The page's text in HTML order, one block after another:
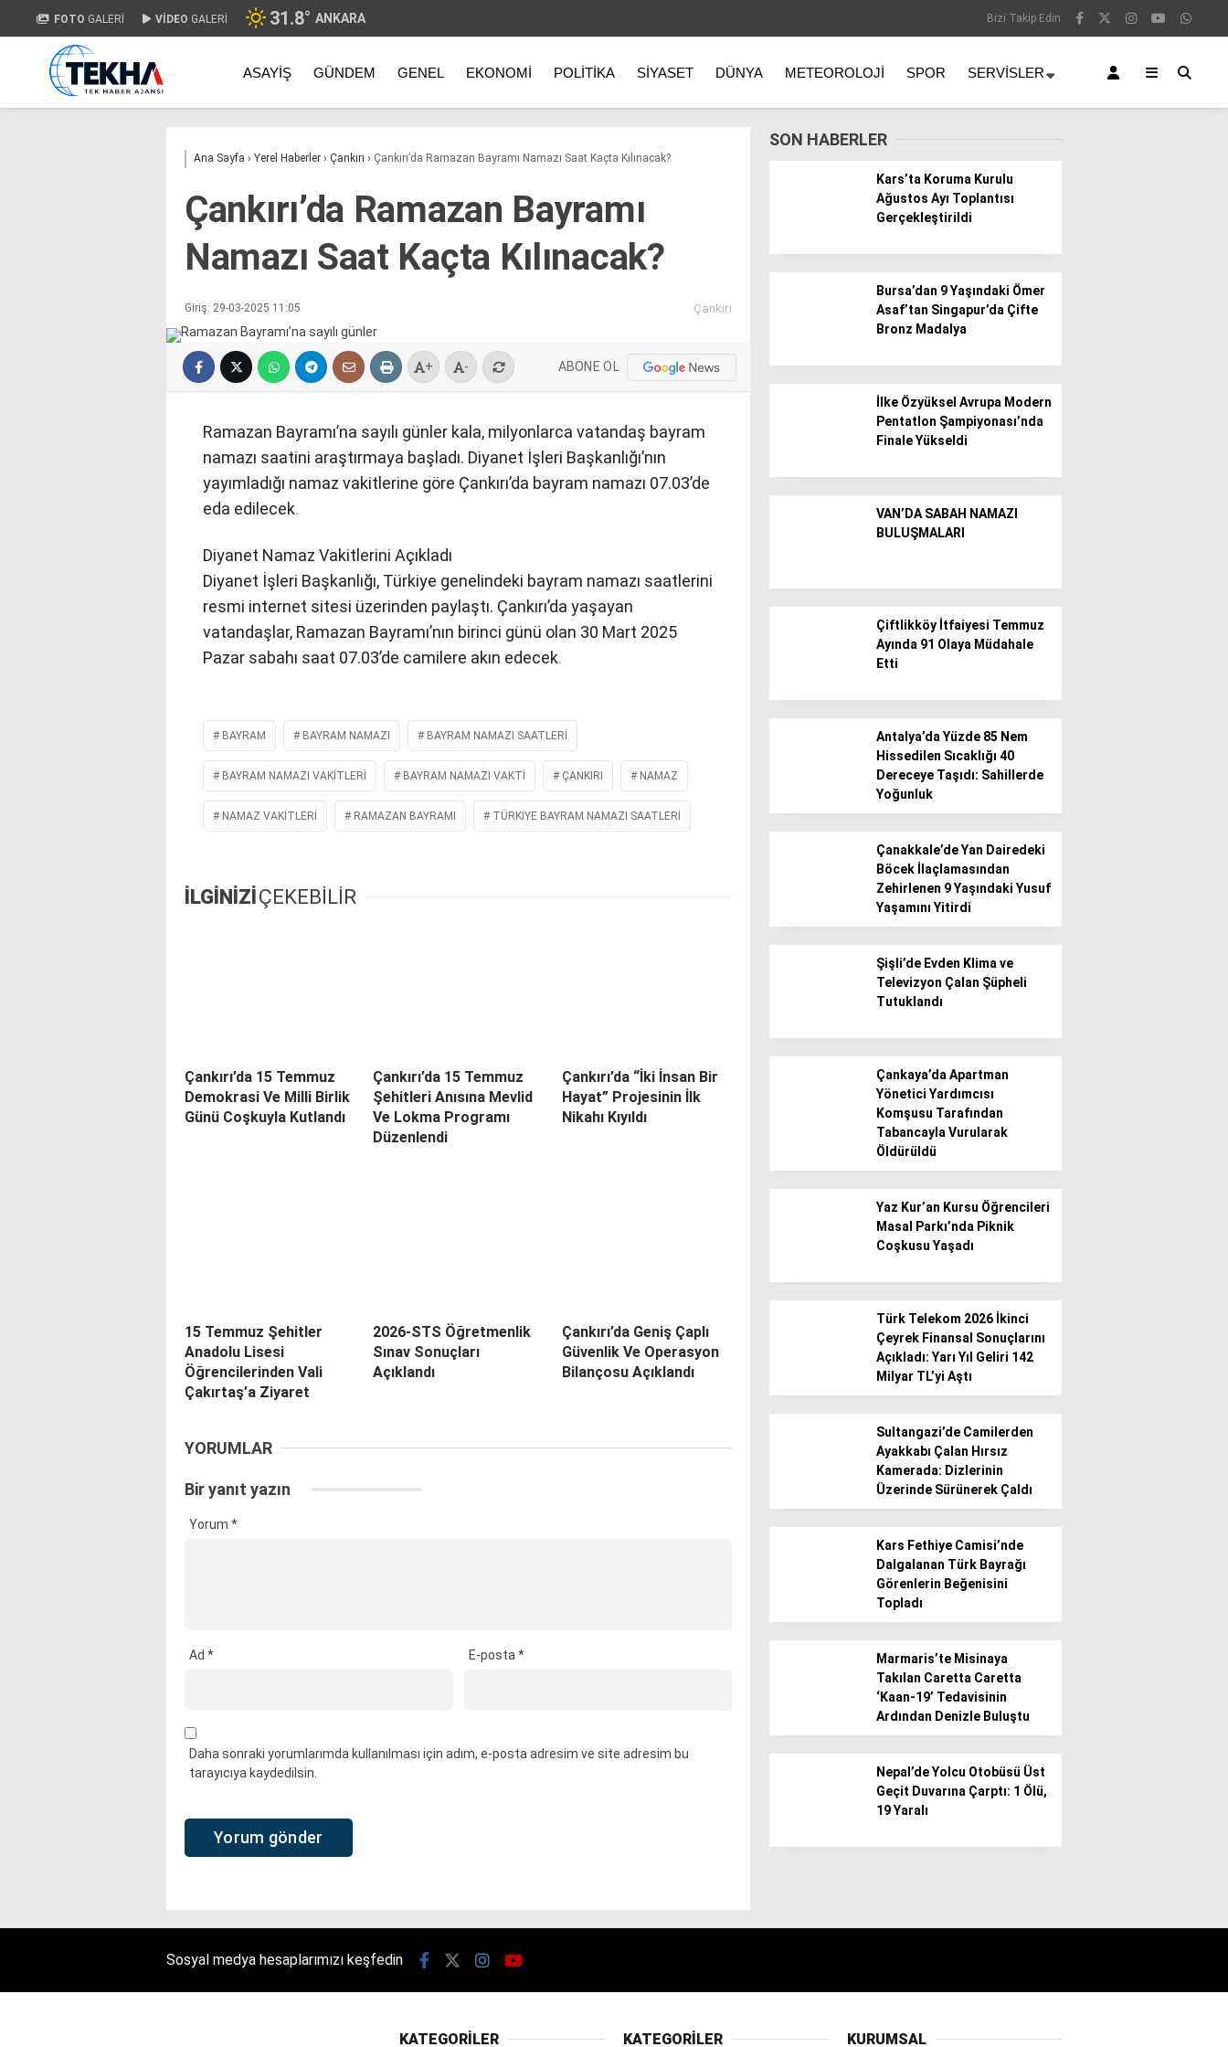
Magazin
FOTO GALERİ VİDEO GALERİ 31.8° ANKARA Bizi Takip Edin
ASAYIŞ GÜNDEM GENEL EKONOMI POLITIKA SIYASET DÜNYA METEOROLOJI SPOR SERVISLER
Ana Sayfa › Yerel Haberler › Çankırı › Çankırı’da Ramazan Bayramı Namazı Saat Kaçta Kılınacak?
Çankırı’da Ramazan Bayramı
Namazı Saat Kaçta Kılınacak?
Giriş: 29-03-2025 11:05 Çankırı
+ - ABONE OL
Ramazan Bayramı’na sayılı günler kala, milyonlarca vatandaş bayram
namazı saatini araştırmaya başladı. Diyanet İşleri Başkanlığı’nın
yayımladığı namaz vakitlerine göre Çankırı’da bayram namazı 07.03’de
eda edilecek.
Diyanet Namaz Vakitlerini Açıkladı
Diyanet İşleri Başkanlığı, Türkiye genelindeki bayram namazı saatlerini
resmi internet sitesi üzerinden paylaştı. Çankırı’da yaşayan
vatandaşlar, Ramazan Bayramı’nın birinci günü olan 30 Mart 2025
Pazar sabahı saat 07.03’de camilere akın edecek.
BAYRAM BAYRAM NAMAZI BAYRAM NAMAZI SAATLERI
BAYRAM NAMAZI VAKITLERI BAYRAM NAMAZI VAKTI ÇANKIRI NAMAZ
NAMAZ VAKITLERI RAMAZAN BAYRAMI TÜRKIYE BAYRAM NAMAZI SAATLERI
İLGİNİZİÇEKEBİLİR
Çankırı’da 15 Temmuz
Demokrasi Ve Milli Birlik
Günü Coşkuyla Kutlandı
Çankırı’da 15 Temmuz
Şehitleri Anısına Mevlid
Ve Lokma Programı
Düzenlendi
Çankırı’da “İki İnsan Bir
Hayat” Projesinin İlk
Nikahı Kıyıldı
15 Temmuz Şehitler
Anadolu Lisesi
Öğrencilerinden Vali
Çakırtaş’a Ziyaret
2026-STS Öğretmenlik
Sınav Sonuçları
Açıklandı
Çankırı’da Geniş Çaplı
Güvenlik Ve Operasyon
Bilançosu Açıklandı
YORUMLAR
Bir yanıt yazın
Yorum *
Ad * E-posta *
Daha sonraki yorumlarımda kullanılması için adım, e-posta adresim ve site adresim bu
tarayıcıya kaydedilsin.
SON HABERLER
Kars’ta Koruma Kurulu
Ağustos Ayı Toplantısı
Gerçekleştirildi
Bursa’dan 9 Yaşındaki Ömer
Asaf’tan Singapur’da Çifte
Bronz Madalya
İlke Özyüksel Avrupa Modern
Pentatlon Şampiyonası’nda
Finale Yükseldi
VAN’DA SABAH NAMAZI
BULUŞMALARI
Çiftlikköy İtfaiyesi Temmuz
Ayında 91 Olaya Müdahale
Etti
Antalya’da Yüzde 85 Nem
Hissedilen Sıcaklığı 40
Dereceye Taşıdı: Sahillerde
Yoğunluk
Çanakkale’de Yan Dairedeki
Böcek İlaçlamasından
Zehirlenen 9 Yaşındaki Yusuf
Yaşamını Yitirdi
Şişli’de Evden Klima ve
Televizyon Çalan Şüpheli
Tutuklandı
Çankaya’da Apartman
Yönetici Yardımcısı
Komşusu Tarafından
Tabancayla Vurularak
Öldürüldü
Yaz Kur’an Kursu Öğrencileri
Masal Parkı’nda Piknik
Coşkusu Yaşadı
Türk Telekom 2026 İkinci
Çeyrek Finansal Sonuçlarını
Açıkladı: Yarı Yıl Geliri 142
Milyar TL’yi Aştı
Sultangazi’de Camilerden
Ayakkabı Çalan Hırsız
Kamerada: Dizlerinin
Üzerinde Sürünerek Çaldı
Kars Fethiye Camisi’nde
Dalgalanan Türk Bayrağı
Görenlerin Beğenisini
Topladı
Marmaris’te Misinaya
Takılan Caretta Caretta
‘Kaan-19’ Tedavisinin
Ardından Denizle Buluştu
Nepal’de Yolcu Otobüsü Üst
Geçit Duvarına Çarptı: 1 Ölü,
19 Yaralı
Sosyal medya hesaplarımızı keşfedin
KATEGORİLER KATEGORİLER KURUMSAL